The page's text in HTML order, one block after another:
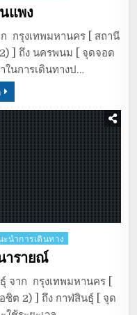
แพง
กรุงเทพมหานคร [ สถานี
] ถึง นครพนม [ จุดจอด
ในการเดินทางป…
ะนำการเดินทาง
ารายณ์
จาก กรุงเทพมหานคร [
ชิต 2) ] ถึง กาฬสินธุ์ [ จุด